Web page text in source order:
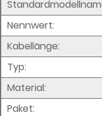
Nennwert:
Kabellänge:
Typ:
Material:
Paket: